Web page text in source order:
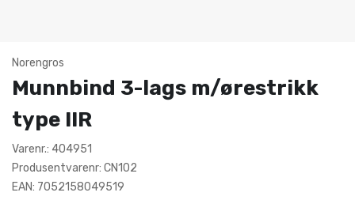
Norengros
Munnbind 3-lags m/ørestrikk
type IIR
Varenr.: 404951
Produsentvarenr: CN102
EAN: 7052158049519